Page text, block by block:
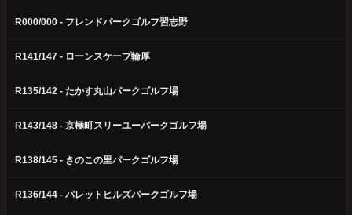
R000/000 - フレンドパークゴルフ習志野
R141/147 - ローンスケープ輪厚
R135/142 - たかす丸山パークゴルフ場
R143/148 - 京極町スリーユーパークゴルフ場
R138/145 - きのこの里パークゴルフ場
R136/144 - パレットヒルズパークゴルフ場